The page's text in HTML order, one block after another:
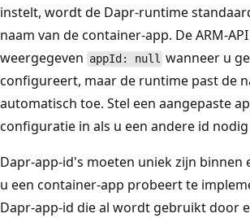
instelt, wordt de Dapr-runtime
naam van de container-app. De ARM-
weergegeven appId: null wanneer u
configureert, maar de runtime past de
automatisch toe. Stel een aangepaste
configuratie in als u een andere id
Dapr-app-id's moeten uniek zijn binnen
u een container-app probeert te
Dapr-app-id die al wordt gebruikt door